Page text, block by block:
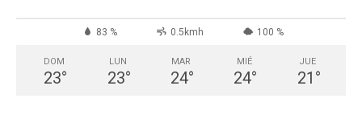
83 % 0.5kmh 100 %
DOM
23°
LUN
23°
MAR
24°
MIÉ
24°
JUE
21 °